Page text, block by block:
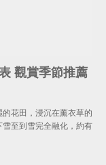
觀賞季節推薦
花田，浸沉在薰衣草的
至到雪完全融化，約有